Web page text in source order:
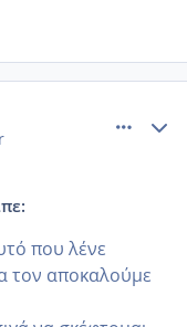
που λένε
τον αποκαλούμε